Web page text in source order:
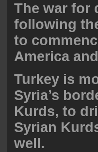
The war for
following
to
America
Turkey is
Syria’s
Kurds, to
Syrian
well.